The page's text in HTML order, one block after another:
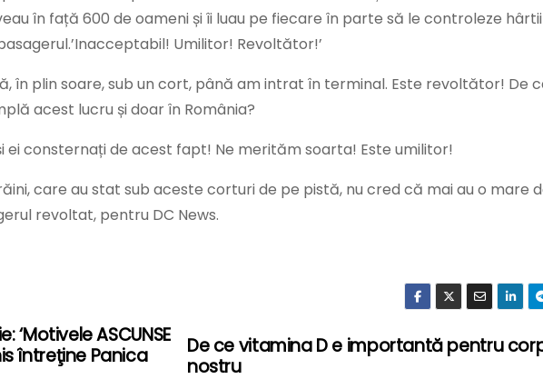
în față 600 de oameni și îi luau pe fiecare în parte să le controleze
Umilitor! Revoltător!’
în plin soare, sub un cort, până am intrat în terminal. Este revoltător! De
acest lucru și doar în România?
ei consternați de acest fapt! Ne merităm soarta! Este umilitor!
care au stat sub aceste corturi de pe pistă, nu cred că mai au o mare
revoltat, pentru DC News.
De ce vitamina D e importantă pentru
nostru
ASCUNSE
întreţine Panica